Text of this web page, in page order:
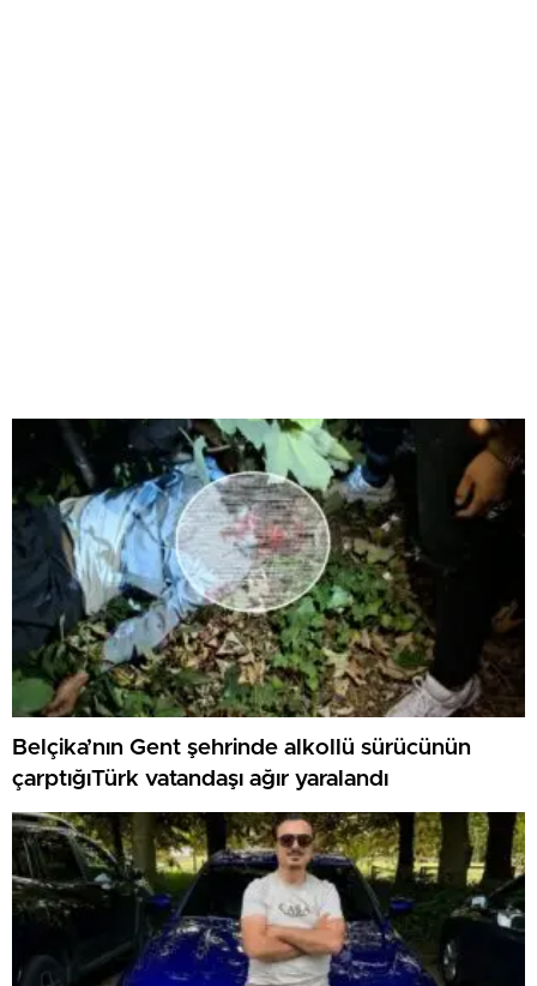
Belçika’nın Gent şehrinde alkollü sürücünün
çarptığıTürk vatandaşı ağır yaralandı